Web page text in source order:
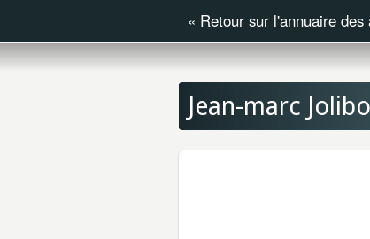
« Retour sur l'annuaire
Jean-marc